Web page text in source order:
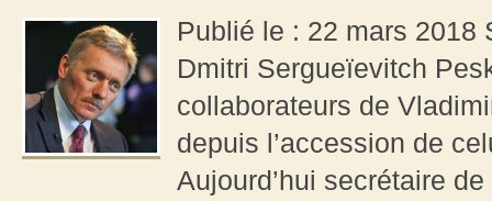
Publié le : 22 mars 2018
Dmitri Sergueïevitch
collaborateurs de
depuis l’accession de
Aujourd’hui secrétaire